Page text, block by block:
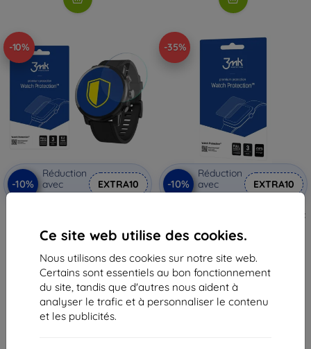
Ce site web utilise des cookies.
Nous utilisons des cookies sur notre site web.
Certains sont essentiels au bon fonctionnement
du site, tandis que d'autres nous aident à
analyser le trafic et à personnaliser le contenu
et les publicités.
-10%
-10%
Réduction
avec
coupon
EXTRA10
écran (5903108499880)
10,72 €
En stock > 5 pièces
-35%
-10%
Réduction
avec
coupon
EXTRA10
3MK FlexibleGlass Watch Amazfit
(5903108495264)
7,10 €
Dernier article en stock